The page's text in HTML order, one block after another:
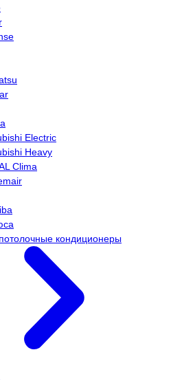
Electric
Heavy
Clima
кондиционеры